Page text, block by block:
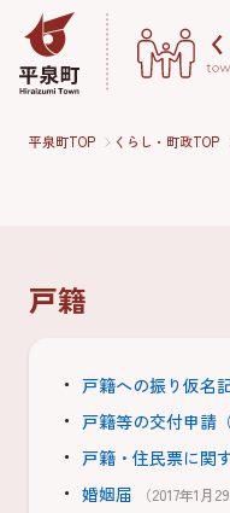
平泉町TOP くらし・町政TOP
戸籍
戸籍への振り仮名
戸籍等の交付申請
戸籍・住民票に関
婚姻届 （2017年1月29